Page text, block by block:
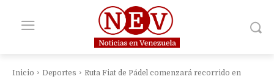
Inicio Deportes
Ruta Fiat de Pádel comenzará recorrido en